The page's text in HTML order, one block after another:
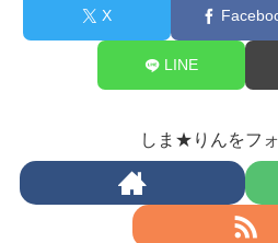
X
LINE
しま★りんをフ